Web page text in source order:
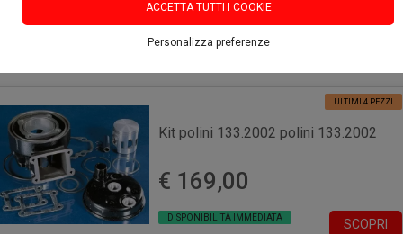
ACCETTA TUTTI I COOKIE
Personalizza preferenze
ULTIMI 4 PEZZI
Kit polini 133.2002 polini 133.2002
€ 169,00
DISPONIBILITÀ IMMEDIATA SCOPRI